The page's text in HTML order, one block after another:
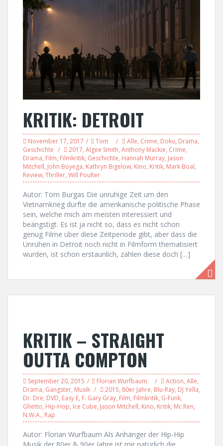
KRITIK: DETROIT
November 17, 2017 Tom Alle, Crime, Doku, Drama,
Geschichte
2017, Algee Smith, Anthony Mackie, Crime,
Drama, Film, Filmkritik, Geschichte, Hannah Murray, Jason
Mitchell, John Boyega, Kathryn Bigelow, Kino, Kritik, Mark Boal,
Review, Thriller, Will Poulter
Autor: Tom Burgas Die unruhige Zeit um den
Vietnamkrieg dürfte die amerikanische politische Phase
sein, welche mich am meisten interessiert und
beängstigt. Es ist ja nicht so, dass es nicht schon
genug Filme über diese Zeitperiode gibt, aber dass die
Unruhen in Detroit noch nicht in Filmform thematisiert
wurden, ist schon erstaunlich, zählen diese doch […]
KRITIK – STRAIGHT
OUTTA COMPTON
September 20, 2015 Florian Wurfbaum Action, Alle,
Drama, Gangster, Musik 2015, 80er Jahre, Blu-Ray, DJ Yella,
Dr. Dre, DVD, Easy E, F. Gary Gray, Film, Filmkritik, G-Funk,
Ghetto, Hip-Hop, Ice Cube, Jason Mitchell, Kino, Kritik, Mc Ren,
N.W.A., Rap
Autor: Florian Wurfbaum Als Anhänger der Hip-Hip